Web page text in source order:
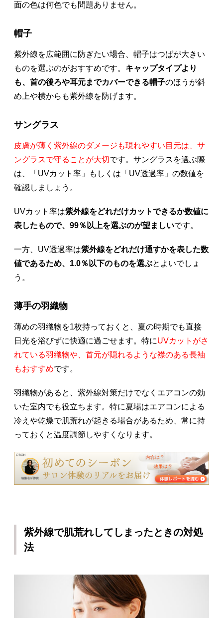
面の色は何色でも問題ありません。
帽子
紫外線を広範囲に防ぎたい場合、帽子はつばが大きい
ものを選ぶのがおすすめです。 キャップタイプより
も、首の後ろや耳元までカバーできる帽子のほうが斜
め上や横からも紫外線を防げます。
サングラス
皮膚が薄く紫外線のダメージも現れやすい目元は、サ
ングラスで守ることが大切です。サングラスを選ぶ際
は、「UVカット率」もしくは「UV透過率」の数値を
確認しましょう。
UVカット率は紫外線をどれだけカットできるか数値に
表したもので、99％以上を選ぶのが望ましいです。
一方、UV透過率は紫外線をどれだけ通すかを表した数
値であるため、1.0％以下のものを選ぶとよいでしょ
う。
薄手の羽織物
薄めの羽織物を1枚持っておくと、夏の時期でも直接
日光を浴びずに快適に過ごせます。特にUVカットがさ
れている羽織物や、首元が隠れるような襟のある長袖
もおすすめです。
羽織物があると、紫外線対策だけでなくエアコンの効
いた室内でも役立ちます。特に夏場はエアコンによる
冷えや乾燥で肌荒れが起きる場合があるため、常に持
っておくと温度調節しやすくなります。
紫外線で肌荒れしてしまったときの対処
法